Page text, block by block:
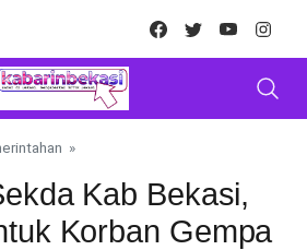
Facebook
TwitterYoutube
»
Kab Bekasi,
Korban Gempa